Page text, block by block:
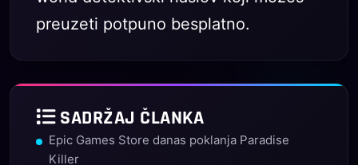
preuzeti potpuno besplatno.
SADRŽAJ ČLANKA
Epic Games Store danas poklanja Paradise
Killer